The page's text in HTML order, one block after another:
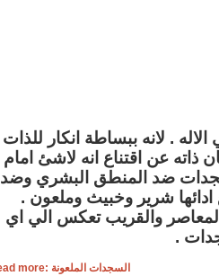
. لانه ببساطة انكار للذات
ذاته عن اقتناع انه لاشئ امام
ضد المنطق البشري وضد
ادائها شرير وخبيث وملعون .
المعاصر والقريب تعكس الي اي
.
Read more: السجدات الملعونة